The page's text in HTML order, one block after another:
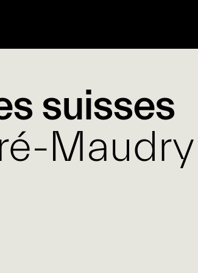
suisses
Maudry